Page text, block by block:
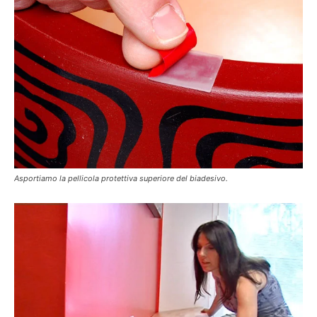
Asportiamo la pellicola protettiva superiore del biadesivo.